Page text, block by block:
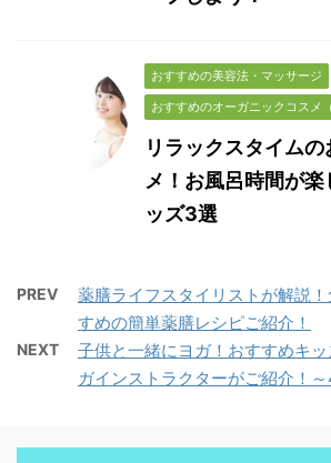
おすすめの美容法・マッサージ
おすすめのオーガニックコスメ
リラックスタイム
メ！お風呂時間が
ッズ3選
PREV
薬膳ライフスタイリストが解説
すめの簡単薬膳レシピご紹介！
NEXT
子供と一緒にヨガ！おすすめキ
ガインストラクターがご紹介！